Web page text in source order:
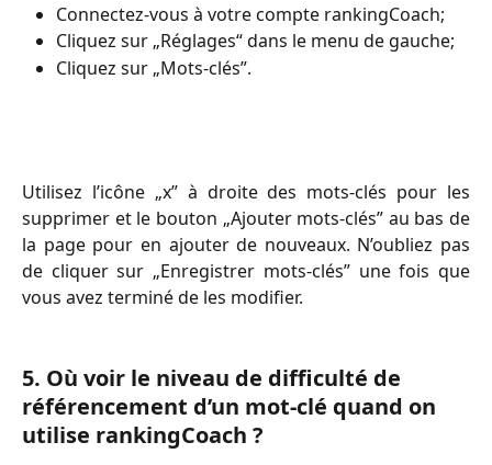
Connectez-vous à votre compte rankingCoach;
Cliquez sur „Réglages“ dans le menu de gauche;
Cliquez sur „Mots-clés”.
Utilisez l’icône „x” à droite des mots-clés pour les
supprimer et le bouton „Ajouter mots-clés” au bas de
la page pour en ajouter de nouveaux. N’oubliez pas
de cliquer sur „Enregistrer mots-clés” une fois que
vous avez terminé de les modifier.
5. Où voir le niveau de difficulté de
référencement d’un mot-clé quand on
utilise rankingCoach ?